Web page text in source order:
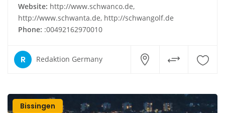
Website: http://www.schwanco.de,
http://www.schwanta.de, http://schwangolf.de
Phone: :00492162970010
R Redaktion Germany
Bissingen